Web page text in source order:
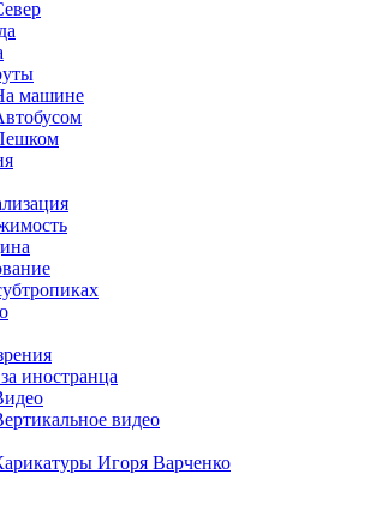
машине
иностранца
видео
Игоря Варченко